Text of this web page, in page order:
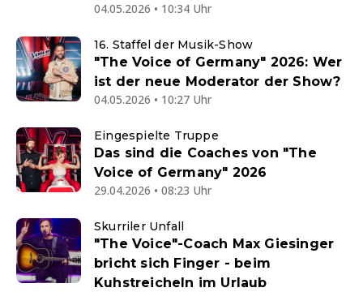
04.05.2026 • 10:34 Uhr
16. Staffel der Musik-Show
"The Voice of Germany" 2026: Wer
ist der neue Moderator der Show?
04.05.2026 • 10:27 Uhr
Eingespielte Truppe
Das sind die Coaches von "The
Voice of Germany" 2026
29.04.2026 • 08:23 Uhr
Skurriler Unfall
"The Voice"-Coach Max Giesinger
bricht sich Finger - beim
Kuhstreicheln im Urlaub